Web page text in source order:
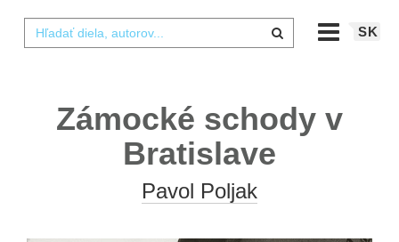
SK
Zámocké schody v
Bratislave
Pavol Poljak